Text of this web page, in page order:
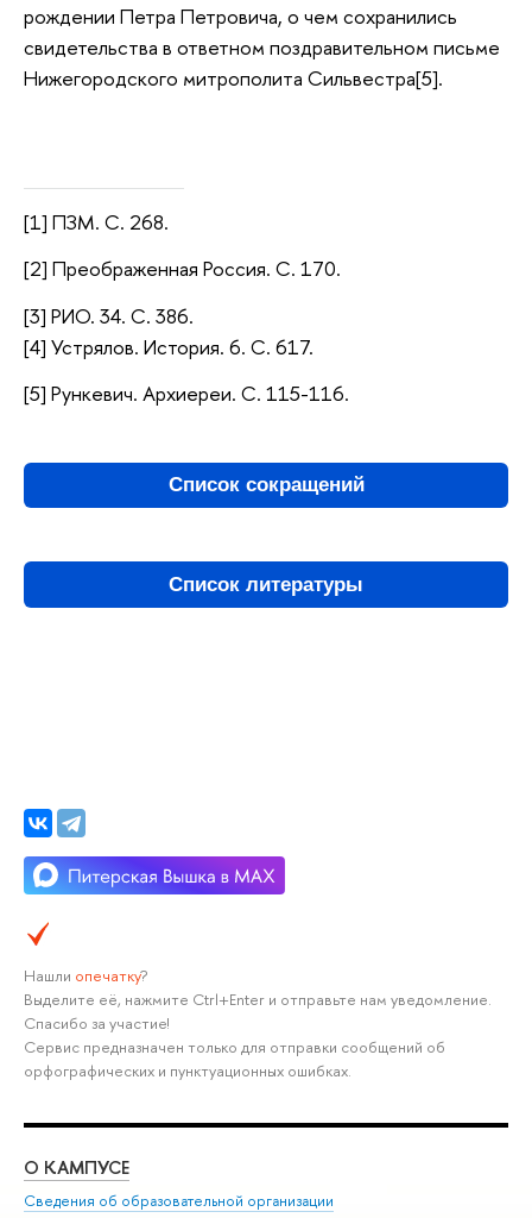
рождении Петра Петровича, о чем сохранились
свидетельства в ответном поздравительном письме
Нижегородского митрополита Сильвестра[5].
[1] ПЗМ. С. 268.
[2] Преображенная Россия. С. 170.
[3] РИО. 34. С. 386.
[4] Устрялов. История. 6. С. 617.
[5] Рункевич. Архиереи. С. 115-116.
Список сокращений
Список литературы
Нашли опечатку?
Выделите её, нажмите Ctrl+Enter и отправьте нам уведомление.
Спасибо за участие!
Сервис предназначен только для отправки сообщений об
орфографических и пунктуационных ошибках.
О КАМПУСЕ
Сведения об образовательной организации